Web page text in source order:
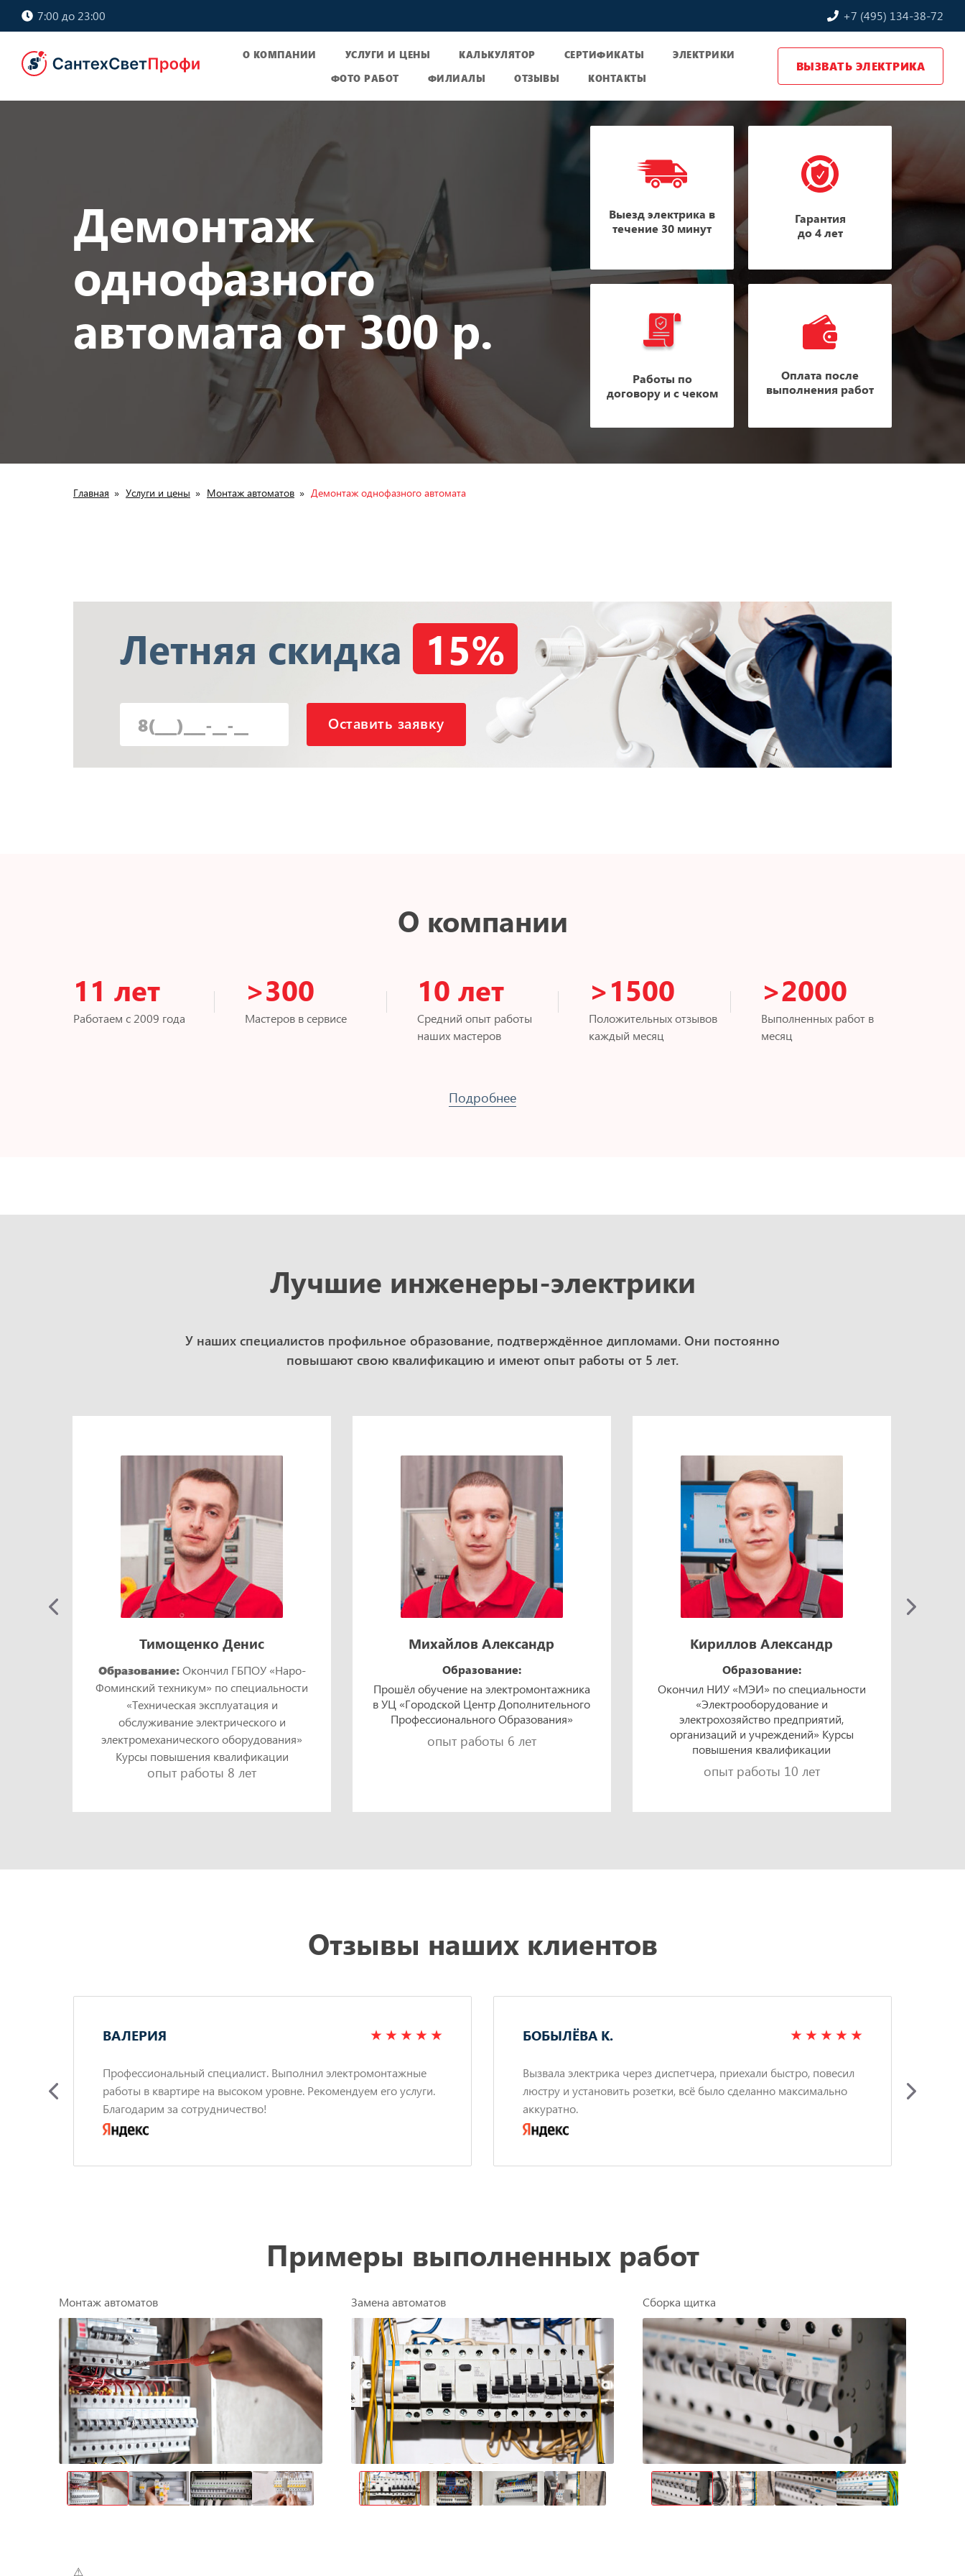
7:00 до 23:00 +7 (495) 134-38-72
О КОМПАНИИ УСЛУГИ И ЦЕНЫ КАЛЬКУЛЯТОР СЕРТИФИКАТЫ
ЭЛЕКТРИКИ
ФОТО РАБОТ
ФИЛИАЛЫ ОТЗЫВЫ КОНТАКТЫ
ВЫЗВАТЬ ЭЛЕКТРИКА
Демонтаж
однофазного
автомата от 300 р.
Выезд электрика в
течение 30 минут
Гарантия
до 4 лет
Работы по
договору и с чеком
Оплата после
выполнения работ
Главная » Услуги и цены » Монтаж автоматов » Демонтаж однофазного автомата
Летняя скидка 15%
Оставить заявку
О компании
11 лет
Работаем с 2009 года
>300
Мастеров в сервисе
10 лет
Средний опыт работы
наших мастеров
>1500
Положительных отзывов
каждый месяц
>2000
Выполненных работ в
месяц
Подробнее
Лучшие инженеры-электрики
У наших специалистов профильное образование, подтверждённое дипломами. Они постоянно
повышают свою квалификацию и имеют опыт работы от 5 лет.
Тимощенко Денис
Образование:Окончил ГБПОУ «Наро-
Фоминский техникум» по специальности
«Техническая эксплуатация и
обслуживание электрического и
электромеханического оборудования»
Курсы повышения квалификации
опыт работы 8 лет
Михайлов Александр
Образование:
Прошёл обучение на электромонтажника
в УЦ «Городской Центр Дополнительного
Профессионального Образования»
опыт работы 6 лет
Кириллов Александр
Образование:
Окончил НИУ «МЭИ» по специальности
«Электрооборудование и
электрохозяйство предприятий,
организаций и учреждений» Курсы
повышения квалификации
опыт работы 10 лет
Отзывы наших клиентов
ВАЛЕРИЯ
Профессиональный специалист. Выполнил электромонтажные
работы в квартире на высоком уровне. Рекомендуем его услуги.
Благодарим за сотрудничество!
БОБЫЛЁВА К.
Вызвала электрика через диспетчера, приехали быстро, повесил
люстру и установить розетки, всё было сделанно максимально
аккуратно.
Примеры выполненных работ
Монтаж автоматов Замена автоматов Сборка щитка
⚠